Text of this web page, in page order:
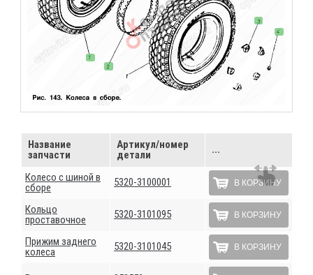
Название
запчасти
Артикул/номер
детали
...
Колесо с шиной в
сборе
5320-3100001 В КОРЗИНУ
Кольцо
проставочное
5320-3101095 В КОРЗИНУ
Прижим заднего
колеса
5320-3101045 В КОРЗИНУ